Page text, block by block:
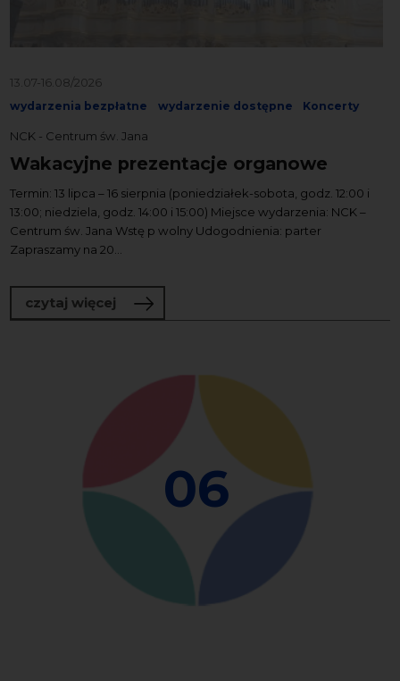
13.07-16.08/2026
wydarzenia bezpłatne wydarzenie dostępne Koncerty
NCK - Centrum św. Jana
Wakacyjne prezentacje organowe
Termin: 13 lipca – 16 sierpnia (poniedziałek-sobota, godz. 12:00 i
13:00; niedziela, godz. 14:00 i 15:00) Miejsce wydarzenia: NCK –
Centrum św. Jana Wstę p wolny Udogodnienia: parter
Zapraszamy na 20...
czytaj więcej o Wakacyjne prezentacje organowe
06